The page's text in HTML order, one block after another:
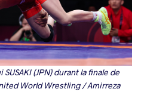
(JPN) durant la finale de
World Wrestling / Amirreza